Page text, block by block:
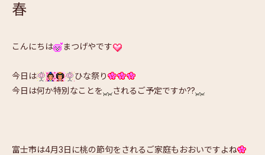
春
こんにちは まつげやです
今日は
ひな祭り
今日は何か特別なことを
されるご予定ですか??
富士市は4月3日に桃の節句をされるご家庭もおおいですよね